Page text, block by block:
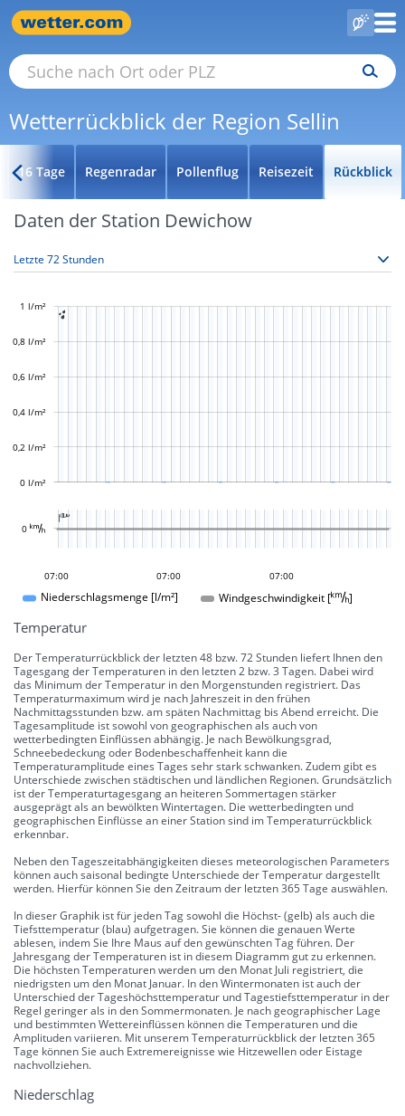
Wetterrückblick der Region Sellin
16 Tage Regenradar Pollenflug Reisezeit Rückblick
Daten der Station Dewichow

0 l/m²
0,2 l/m²
0,4 l/m²
0,6 l/m²
0,8 l/m²
1 l/m²

0 
07:00
04:00
01:00
22:00
08:00
09:00 07:00
07:00
Niederschlagsmenge [l/m²]
Windgeschwindigkeit []
Temperatur
Der Temperaturrückblick der letzten 48 bzw. 72 Stunden liefert Ihnen den
Tagesgang der Temperaturen in den letzten 2 bzw. 3 Tagen. Dabei wird
das Minimum der Temperatur in den Morgenstunden registriert. Das
Temperaturmaximum wird je nach Jahreszeit in den frühen
Nachmittagsstunden bzw. am späten Nachmittag bis Abend erreicht. Die
Tagesamplitude ist sowohl von geographischen als auch von
wetterbedingten Einflüssen abhängig. Je nach Bewölkungsgrad,
Schneebedeckung oder Bodenbeschaffenheit kann die
Temperaturamplitude eines Tages sehr stark schwanken. Zudem gibt es
Unterschiede zwischen städtischen und ländlichen Regionen. Grundsätzlich
ist der Temperaturtagesgang an heiteren Sommertagen stärker
ausgeprägt als an bewölkten Wintertagen. Die wetterbedingten und
geographischen Einflüsse an einer Station sind im Temperaturrückblick
erkennbar.
Neben den Tageszeitabhängigkeiten dieses meteorologischen Parameters
können auch saisonal bedingte Unterschiede der Temperatur dargestellt
werden. Hierfür können Sie den Zeitraum der letzten 365 Tage auswählen.
In dieser Graphik ist für jeden Tag sowohl die Höchst- (gelb) als auch die
Tiefsttemperatur (blau) aufgetragen. Sie können die genauen Werte
ablesen, indem Sie Ihre Maus auf den gewünschten Tag führen. Der
Jahresgang der Temperaturen ist in diesem Diagramm gut zu erkennen.
Die höchsten Temperaturen werden um den Monat Juli registriert, die
niedrigsten um den Monat Januar. In den Wintermonaten ist auch der
Unterschied der Tageshöchsttemperatur und Tagestiefsttemperatur in der
Regel geringer als in den Sommermonaten. Je nach geographischer Lage
und bestimmten Wettereinflüssen können die Temperaturen und die
Amplituden variieren. Mit unserem Temperaturrückblick der letzten 365
Tage können Sie auch Extremereignisse wie Hitzewellen oder Eistage
nachvollziehen.
Niederschlag